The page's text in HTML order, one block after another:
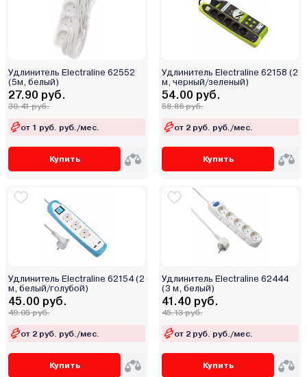
Удлинитель Electraline 62552
(5м, белый)
27.90 руб.
30.41 руб.
от 1 руб. руб./мес.
Купить
Удлинитель Electraline 62158 (2
м, черный/зеленый)
54.00 руб.
58.86 руб.
от 2 руб. руб./мес.
Купить
Удлинитель Electraline 62154 (2
м, белый/голубой)
45.00 руб.
49.05 руб.
от 2 руб. руб./мес.
Купить
Удлинитель Electraline 62444
(3 м, белый)
41.40 руб.
45.13 руб.
от 2 руб. руб./мес.
Купить